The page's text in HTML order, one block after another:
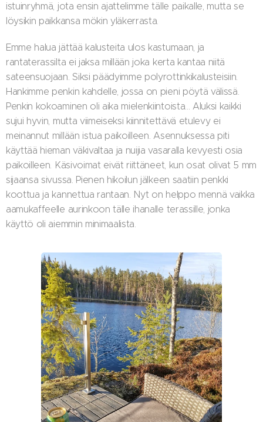
istuinryhmä, jota ensin ajattelimme tälle paikalle, mutta se
löysikin paikkansa mökin yläkerrasta.
Emme halua jättää kalusteita ulos kastumaan, ja
rantaterassilta ei jaksa millään joka kerta kantaa niitä
sateensuojaan. Siksi päädyimme polyrottinkikalusteisiin.
Hankimme penkin kahdelle, jossa on pieni pöytä välissä.
Penkin kokoaminen oli aika mielenkiintoista... Aluksi kaikki
sujui hyvin, mutta viimeiseksi kiinnitettävä etulevy ei
meinannut millään istua paikoilleen. Asennuksessa piti
käyttää hieman väkivaltaa ja nuijia vasaralla kevyesti osia
paikoilleen. Käsivoimat eivät riittäneet, kun osat olivat 5 mm
sijaansa sivussa. Pienen hikoilun jälkeen saatiin penkki
koottua ja kannettua rantaan. Nyt on helppo mennä vaikka
aamukaffeelle aurinkoon tälle ihanalle terassille, jonka
käyttö oli aiemmin minimaalista.